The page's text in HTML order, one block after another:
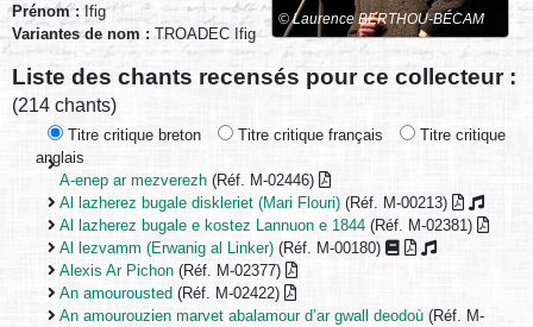
© Laurence BERTHOU-BÉCAM
Prénom :Ifig
Variantes de nom : TROADEC Ifig
Liste des chants recensés pour ce collecteur :
(214 chants)
Titre critique breton Titre critique français
Titre critique
anglais
A-enep ar mezverezh (Réf. M-02446)
Al lazherez bugale diskleriet (Mari Flouri) (Réf. M-00213)
Al lazherez bugale e kostez Lannuon e 1844 (Réf. M-02381)
Al lezvamm (Erwanig al Linker) (Réf. M-00180)
Alexis Ar Pichon (Réf. M-02377)
An amourousted (Réf. M-02422)
An amourouzien marvet abalamour d’ar gwall deodoù (Réf. M-